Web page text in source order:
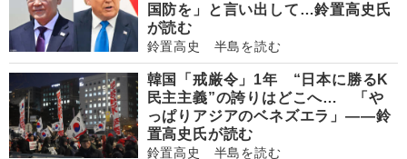
国防を」と言い出して…鈴置高史氏
が読む
鈴置高史 半島を読む
韓国「戒厳令」1年 “日本に勝るK
民主主義”の誇りはどこへ… 「や
っぱりアジアのベネズエラ」――鈴
置高史氏が読む
鈴置高史 半島を読む